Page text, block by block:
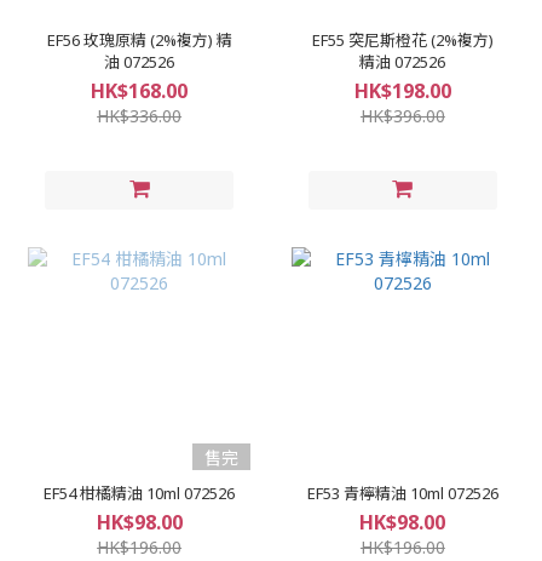
EF56 玫瑰原精 (2%複方) 精
油 072526
HK$168.00
HK$336.00
EF55 突尼斯橙花 (2%複方)
精油 072526
HK$198.00
HK$396.00
售完
EF54 柑橘精油 10ml 072526
HK$98.00
HK$196.00
EF53 青檸精油 10ml 072526
HK$98.00
HK$196.00